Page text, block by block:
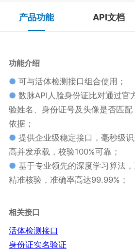
产品功能 API文档
功能介绍
● 可与活体检测接口组合使用；
● 数脉API人脸身份证比对通过官
验姓名、身份证号及头像是否匹
依据；
● 提供企业级稳定接口，毫秒级
高并发承载，校验100%可靠；
● 基于专业领先的深度学习算法
精准核验，准确率高达99.99%；
相关接口
活体检测接口
身份证实名验证